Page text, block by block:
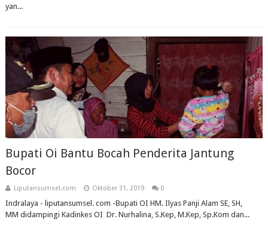
yan...
Bupati Oi Bantu Bocah Penderita Jantung
Bocor
Liputansumsel.com Oktober 31, 2019 0
Indralaya - liputansumsel. com -Bupati OI HM. Ilyas Panji Alam SE, SH,
MM didampingi Kadinkes OI Dr. Nurhalina, S.Kep, M.Kep, Sp.Kom dan...